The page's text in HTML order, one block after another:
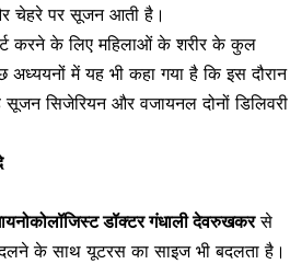
चेहरे पर सूजन आती है।
करने के लिए महिलाओं के शरीर के कुल
में यह भी कहा गया है कि इस दौरान
सिजेरियन और वजायनल दोनों डिलिवरी
डॉक्टर गंधाली देवरुखकरसे
के साथ यूटरस का साइज भी बदलता है।